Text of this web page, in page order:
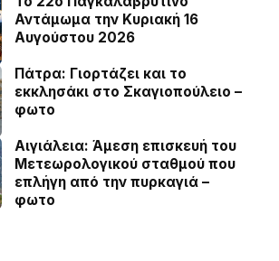
Αντάμωμα την Κυριακή 16
Αυγούστου 2026
Πάτρα: Γιορτάζει και το
εκκλησάκι στο Σκαγιοπούλειο –
φωτο
Αιγιάλεια: Άμεση επισκευή του
Μετεωρολογικού σταθμού που
επλήγη από την πυρκαγιά –
φωτο